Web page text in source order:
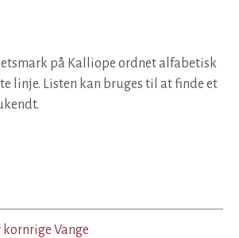
på Kalliope ordnet alfabetisk
linje. Listen kan bruges til at finde et
kornrige Vange